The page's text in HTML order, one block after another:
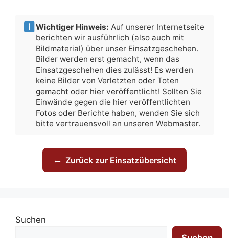
Wichtiger Hinweis: Auf unserer Internetseite
berichten wir ausführlich (also auch mit
Bildmaterial) über unser Einsatzgeschehen.
Bilder werden erst gemacht, wenn das
Einsatzgeschehen dies zulässt! Es werden
keine Bilder von Verletzten oder Toten
gemacht oder hier veröffentlicht! Sollten Sie
Einwände gegen die hier veröffentlichten
Fotos oder Berichte haben, wenden Sie sich
bitte vertrauensvoll an unseren Webmaster.
← Zurück zur Einsatzübersicht
Suchen